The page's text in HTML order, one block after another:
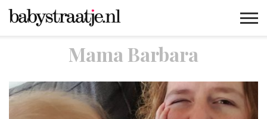
MAMABLOGS
MAMAVLOGS
ZWANGER
LIFESTYLE
MUSTHAVES
WEBSHOPS
KORTINGENMama Barbara